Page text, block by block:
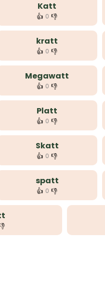
Katt
👍 0 👎
kratt
👍 0 👎
Megawatt
👍 0 👎
Platt
👍 0 👎
Skatt
👍 0 👎
spatt
👍 0 👎